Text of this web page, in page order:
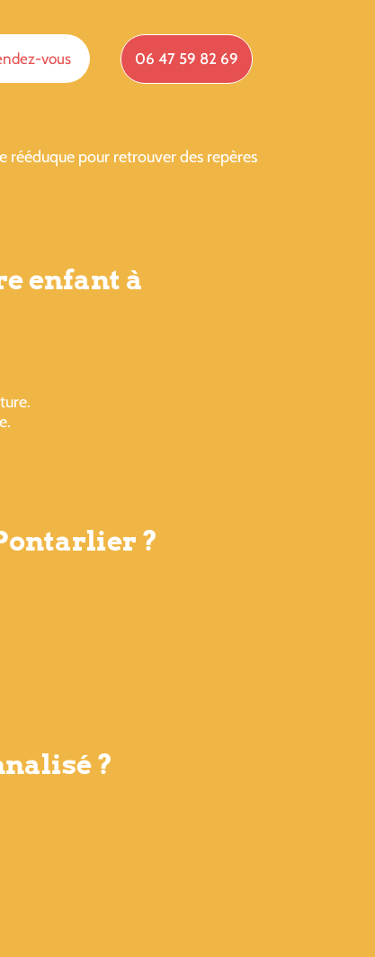
vous 06 47 59 82 69
rééduque pour retrouver des repères
enfant à
?
?